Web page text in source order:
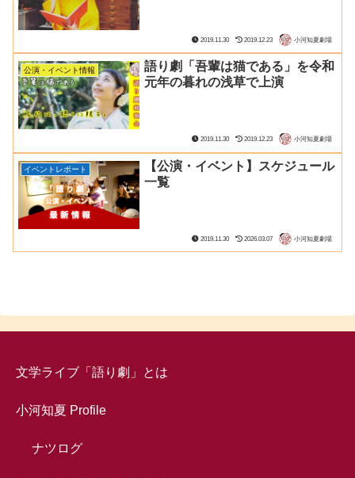
2019.11.30 2019.12.23 小河知夏劇場
公演・イベント情報
語り劇「吾輩は猫である」を令和
元年の暮れの浅草で上演
2019.11.30 2019.12.23 小河知夏劇場
イベントレポート
【公演・イベント】スケジュール
一覧
2019.11.30 2026.03.07 小河知夏劇場
文学ライブ「語り劇」とは
小河知夏 Profile
ナツログ